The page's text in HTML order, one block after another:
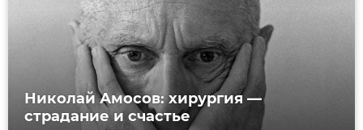
Николай Амосов: хирургия —
страдание и счастье